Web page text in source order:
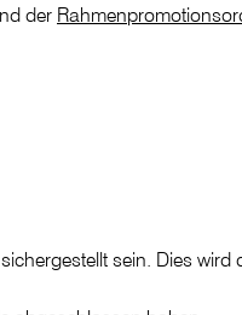
der
sein. Dies wird